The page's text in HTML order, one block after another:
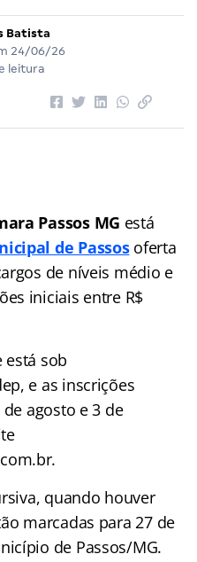
Batista
24/06/26
leitura
Passos MG está
de Passosoferta
de níveis médio e
iniciais entre R$
está sob
e as inscrições
agosto e 3 de
quando houver
marcadas para 27 de
de Passos/MG.